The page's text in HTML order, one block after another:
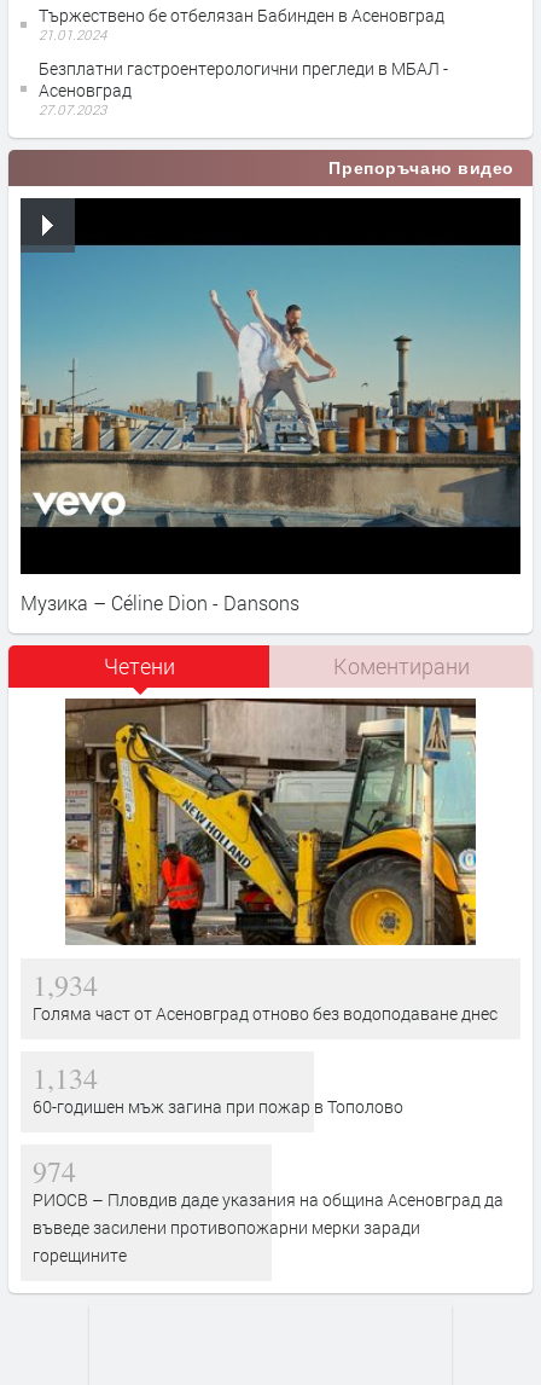
Тържествено бе отбелязан Бабинден в Асеновград
21.01.2024
Безплатни гастроентерологични прегледи в МБАЛ -
Асеновград
27.07.2023
Препоръчано видео
Музика – Céline Dion - Dansons
Четени Коментирани
1,934
Голяма част от Асеновград отново без водоподаване днес
1,134
60-годишен мъж загина при пожар в Тополово
974
РИОСВ – Пловдив даде указания на община Асеновград да
въведе засилени противопожарни мерки заради
горещините